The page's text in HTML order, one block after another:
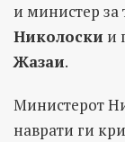
и министер за
Николоски и
Жазаи.
Министерот
наврати ги